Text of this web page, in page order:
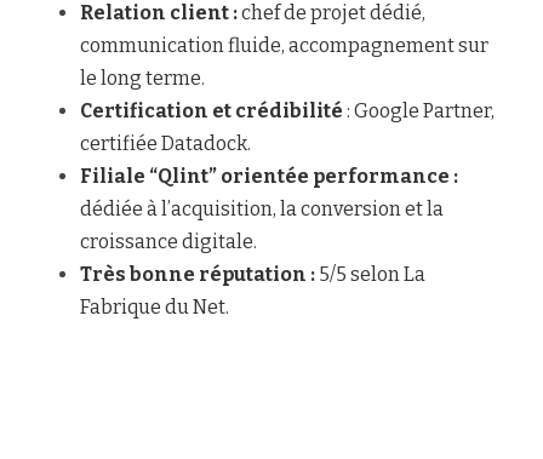
Relation client : chef de projet dédié,
communication fluide, accompagnement sur
le long terme.
Certification et crédibilité : Google Partner,
certifiée Datadock.
Filiale “Qlint” orientée performance :
dédiée à l’acquisition, la conversion et la
croissance digitale.
Très bonne réputation : 5/5 selon La
Fabrique du Net.